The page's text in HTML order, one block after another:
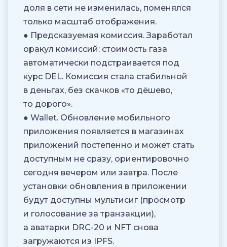
доля в сети не изменилась, поменялся
только масштаб отображения.
● Предсказуемая комиссия. Заработал
оракул комиссий: стоимость газа
автоматически подстраивается под
курс DEL. Комиссия стала стабильной
в деньгах, без скачков «то дёшево,
то дорого».
● Wallet. Обновление мобильного
приложения появляется в магазинах
приложений постепенно и может стать
доступным не сразу, ориентировочно
сегодня вечером или завтра. После
установки обновления в приложении
будут доступны мультисиг (просмотр
и голосование за транзакции),
а аватарки DRC-20 и NFT снова
загружаются из IPFS.